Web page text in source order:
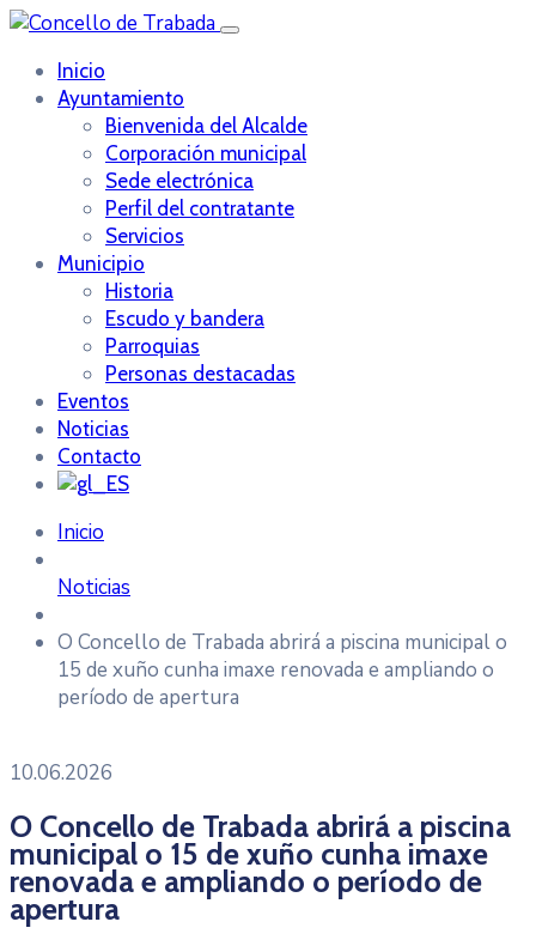
Inicio
Ayuntamiento
Bienvenida del Alcalde
Corporación municipal
Sede electrónica
Perfil del contratante
Servicios
Municipio
Historia
Escudo y bandera
Parroquias
Personas destacadas
Eventos
Noticias
Contacto
Inicio
Noticias
O Concello de Trabada abrirá a piscina municipal o
15 de xuño cunha imaxe renovada e ampliando o
período de apertura
10.06.2026
O Concello de Trabada abrirá a piscina
municipal o 15 de xuño cunha imaxe
renovada e ampliando o período de
apertura